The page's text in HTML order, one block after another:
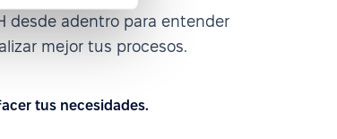
desde adentro para entender
mejor tus procesos.
tus necesidades.